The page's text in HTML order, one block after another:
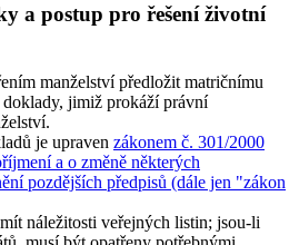
a postup pro řešení životní
manželství předložit matričnímu
doklady, jimiž prokáží právní
je upraven zákonem č. 301/2000
a o změně některých
pozdějších předpisů (dále jen "zákon
náležitosti veřejných listin; jsou-li